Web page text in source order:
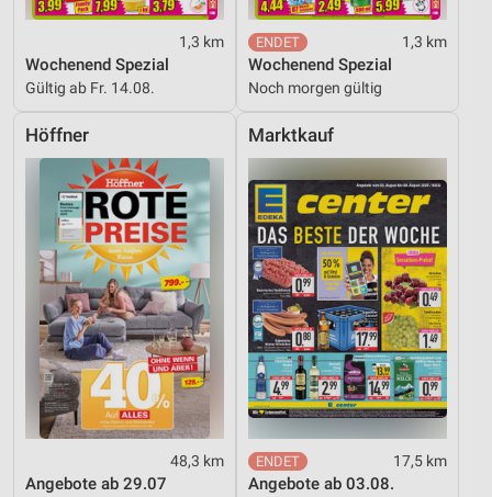
1,3 km
Wochenend Spezial
Gültig ab Fr. 14.08.
1,3 km
Wochenend Spezial
Noch morgen gültig
Höffner
48,3 km
Angebote ab 29.07
Marktkauf
17,5 km
Angebote ab 03.08.